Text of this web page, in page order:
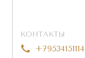
КОНТАКТЫ
+79534151114